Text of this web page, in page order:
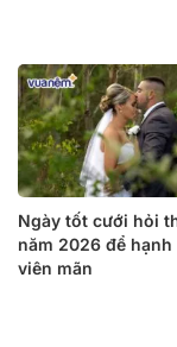
Ngày tốt cưới hỏi
năm 2026 để
viên mãn